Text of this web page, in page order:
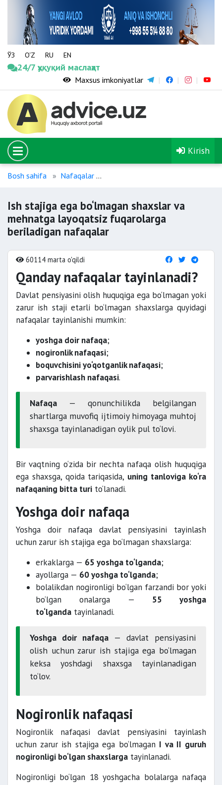
ЎЗ O‘Z RU EN
24/7 ҳуқуқий маслаҳат
Maxsus imkoniyatlar
Kirish
Bosh sahifa Nafaqalar
Ish stajiga ega bo‘lmagan shaxslar va
mehnatga layoqatsiz fuqarolarga
beriladigan nafaqalar
60114 marta o'qildi
Qanday nafaqalar tayinlanadi?
Davlat pensiyasini olish huquqiga ega bo‘lmagan yoki
zarur ish staji etarli bo‘lmagan shaxslarga quyidagi
nafaqalar tayinlanishi mumkin:
yoshga doir nafaqa;
nogironlik nafaqasi;
boquvchisini yo‘qotganlik nafaqasi;
parvarishlash nafaqasi.
Nafaqa — qonunchilikda belgilangan
shartlarga muvofiq ijtimoiy himoyaga muhtoj
shaxsga tayinlanadigan oylik pul to‘lovi.
Bir vaqtning o‘zida bir nechta nafaqa olish huquqiga
ega shaxsga, qoida tariqasida, uning tanloviga ko‘ra
nafaqaning bitta turi to‘lanadi.
Yoshga doir nafaqa
Yoshga doir nafaqa davlat pensiyasini tayinlash
uchun zarur ish stajiga ega bo‘lmagan shaxslarga:
erkaklarga — 65 yoshga to‘lganda;
ayollarga — 60 yoshga to‘lganda;
bolalikdan nogironligi bo‘lgan farzandi bor yoki
bo‘lgan onalarga — 55 yoshga
to‘lganda tayinlanadi.
Yoshga doir nafaqa — davlat pensiyasini
olish uchun zarur ish stajiga ega bo‘lmagan
keksa yoshdagi shaxsga tayinlanadigan
to‘lov.
Nogironlik nafaqasi
Nogironlik nafaqasi davlat pensiyasini tayinlash
uchun zarur ish stajiga ega bo‘lmagan I va II guruh
nogironligi bo‘lgan shaxslarga tayinlanadi.
Nogironligi bo‘lgan 18 yoshgacha bolalarga nafaqa